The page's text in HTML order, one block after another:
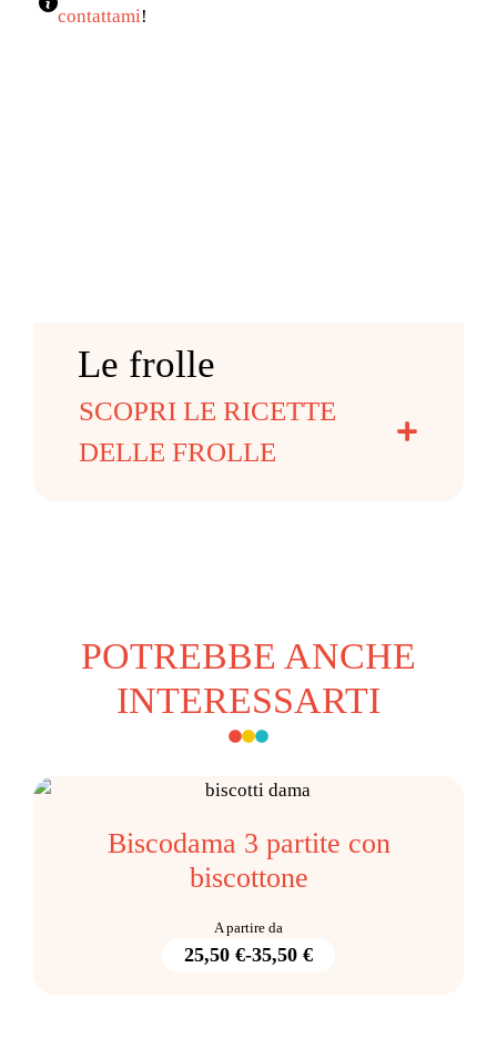
contattami!
Le frolle
SCOPRI LE RICETTE
DELLE FROLLE
POTREBBE ANCHE
INTERESSARTI
Biscodama 3 partite con
biscottone
A partire da
25,50 €-35,50 €
Fascia